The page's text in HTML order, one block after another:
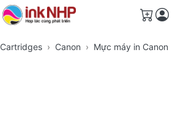
Giỏ
Cartridges Canon Mực máy in Canon